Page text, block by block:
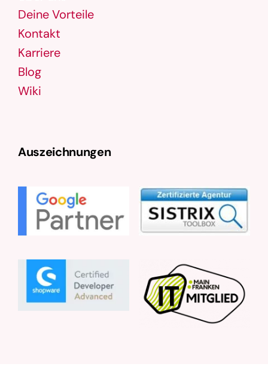
Deine Vorteile
Kontakt
Karriere
Blog
Wiki
Auszeichnungen